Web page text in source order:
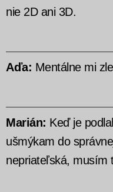
nie 2D ani 3D.
Aďa: Mentálne mi
Marián: Keď je
ušmýkam do
nepriateľská, musím